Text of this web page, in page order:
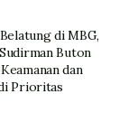
di MBG,
Buton
dan
Prioritas